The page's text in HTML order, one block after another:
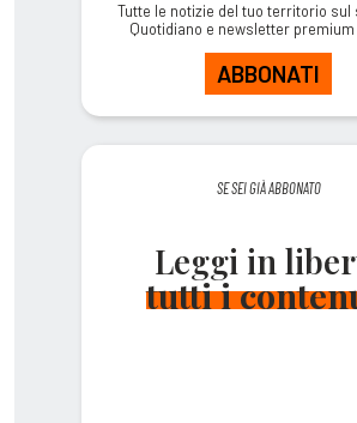
Tutte le notizie del tuo territorio sul
Quotidiano e newsletter
ABBONATI
SE SEI GIÀ ABBONATO
Leggi in
tutti i